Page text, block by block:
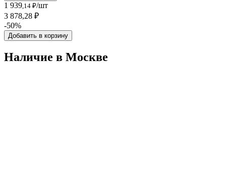
1 939 ,14 ₽/шт
3 878,28 ₽
-50%
Добавить в корзину
Наличие в Москвe